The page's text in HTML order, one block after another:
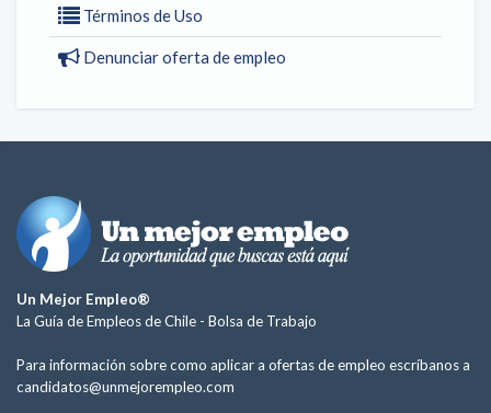
Términos de Uso
Denunciar oferta de empleo
Un Mejor Empleo®
La Guía de Empleos de Chile - Bolsa de Trabajo
Para información sobre como aplicar a ofertas de empleo escríbanos a
candidatos@unmejorempleo.com